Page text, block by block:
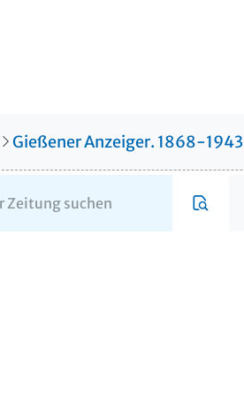
Gießener Anzeiger. 1868-1943